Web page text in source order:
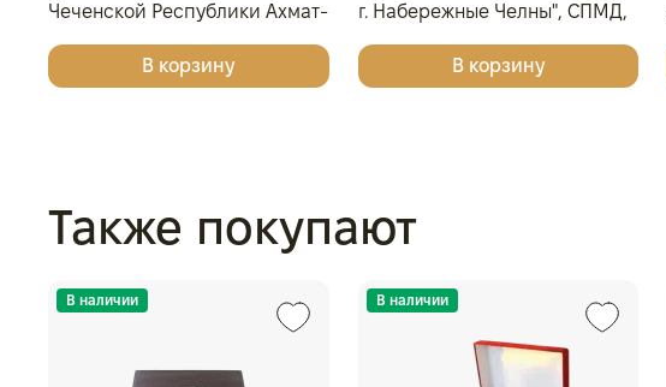
Чеченской Республики Ахмат-
Хаджи Абдулхамидович
Кадыров, к 75-летию со дня
В корзину
г. Набережные Челны", СПМД,
2026 г., Серебро, 31,1 гр., проба
925, РОССИЯВ корзину
Также покупают
В наличии В наличии